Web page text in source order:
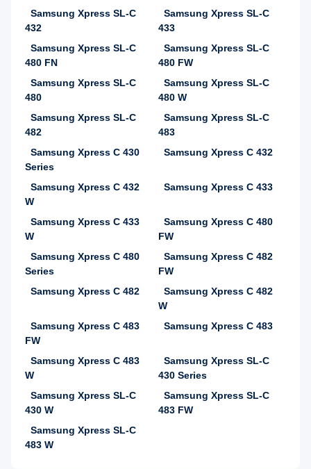
Samsung Xpress SL-C
432
Samsung Xpress SL-C
433
Samsung Xpress SL-C
480 FN
Samsung Xpress SL-C
480 FW
Samsung Xpress SL-C
480
Samsung Xpress SL-C
480 W
Samsung Xpress SL-C
482
Samsung Xpress SL-C
483
Samsung Xpress C 430
Series
Samsung Xpress C 432
Samsung Xpress C 432
W
Samsung Xpress C 433
Samsung Xpress C 433
W
Samsung Xpress C 480
FW
Samsung Xpress C 480
Series
Samsung Xpress C 482
FW
Samsung Xpress C 482
Samsung Xpress C 482
W
Samsung Xpress C 483
FW
Samsung Xpress C 483
Samsung Xpress C 483
W
Samsung Xpress SL-C
430 Series
Samsung Xpress SL-C
430 W
Samsung Xpress SL-C
483 FW
Samsung Xpress SL-C
483 W